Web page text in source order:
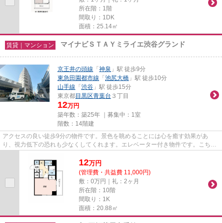
所在階：1階
間取り：1DK
面積：25.14㎡
賃貸｜マンション マイナビＳＴＡＹミライエ渋谷グランド
京王井の頭線 「神泉 」駅 徒歩9分
東急田園都市線 「池尻大橋 」駅 徒歩10分
山手線 「渋谷 」駅 徒歩15分
東京都目黒区青葉台 ３丁目
12万円
築年数：築25年 ｜募集中： 1室
階数：14階建
アクセスの良い徒歩9分の物件です。景色を眺めることには心を癒す効果があ
り、視力低下の恐れも少なくしてくれます。エレベーター付き物件です。こちら
はマンションタイプになります。...
12万円
(管理費・共益費 11,000円)
敷：0万円｜礼：2ヶ月
所在階：10階
間取り：1K
面積：20.88㎡